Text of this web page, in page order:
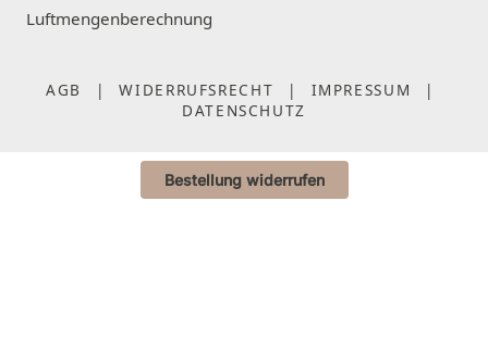
Luftmengenberechnung
AGB | WIDERRUFSRECHT | IMPRESSUM
|
DATENSCHUTZ
Bestellung widerrufen